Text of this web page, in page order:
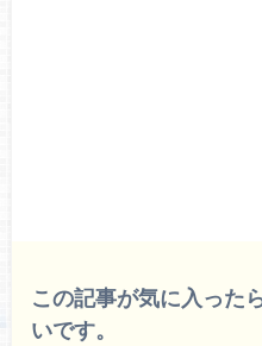
この記事が気に入った
いです。